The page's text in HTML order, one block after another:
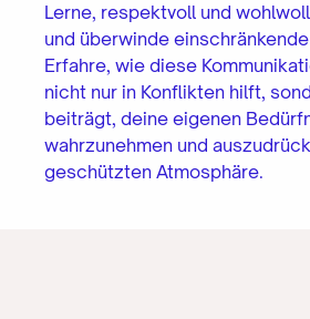
Lerne, respektvoll und
und überwinde
Erfahre, wie diese
nicht nur in Konflikten hilft,
beiträgt, deine eigenen
wahrzunehmen und
geschützten Atmosphäre.